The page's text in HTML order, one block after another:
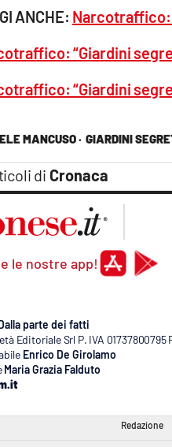
MANCUSO · GIARDINI
di Cronaca
ANCHE: Narcotraffico:
“Giardini
“Giardini
le nostre app!
parte dei fatti
Editoriale Srl P. IVA 01737800795
Enrico De Girolamo
Maria Grazia Falduto
Redazione